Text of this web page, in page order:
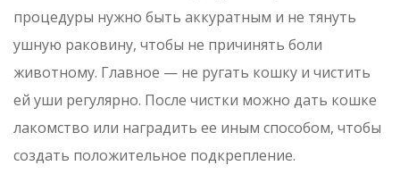
процедуры нужно быть аккуратным и не тянуть
ушную раковину, чтобы не причинять боли
животному. Главное — не ругать кошку и чистить
ей уши регулярно. После чистки можно дать кошке
лакомство или наградить ее иным способом, чтобы
создать положительное подкрепление.